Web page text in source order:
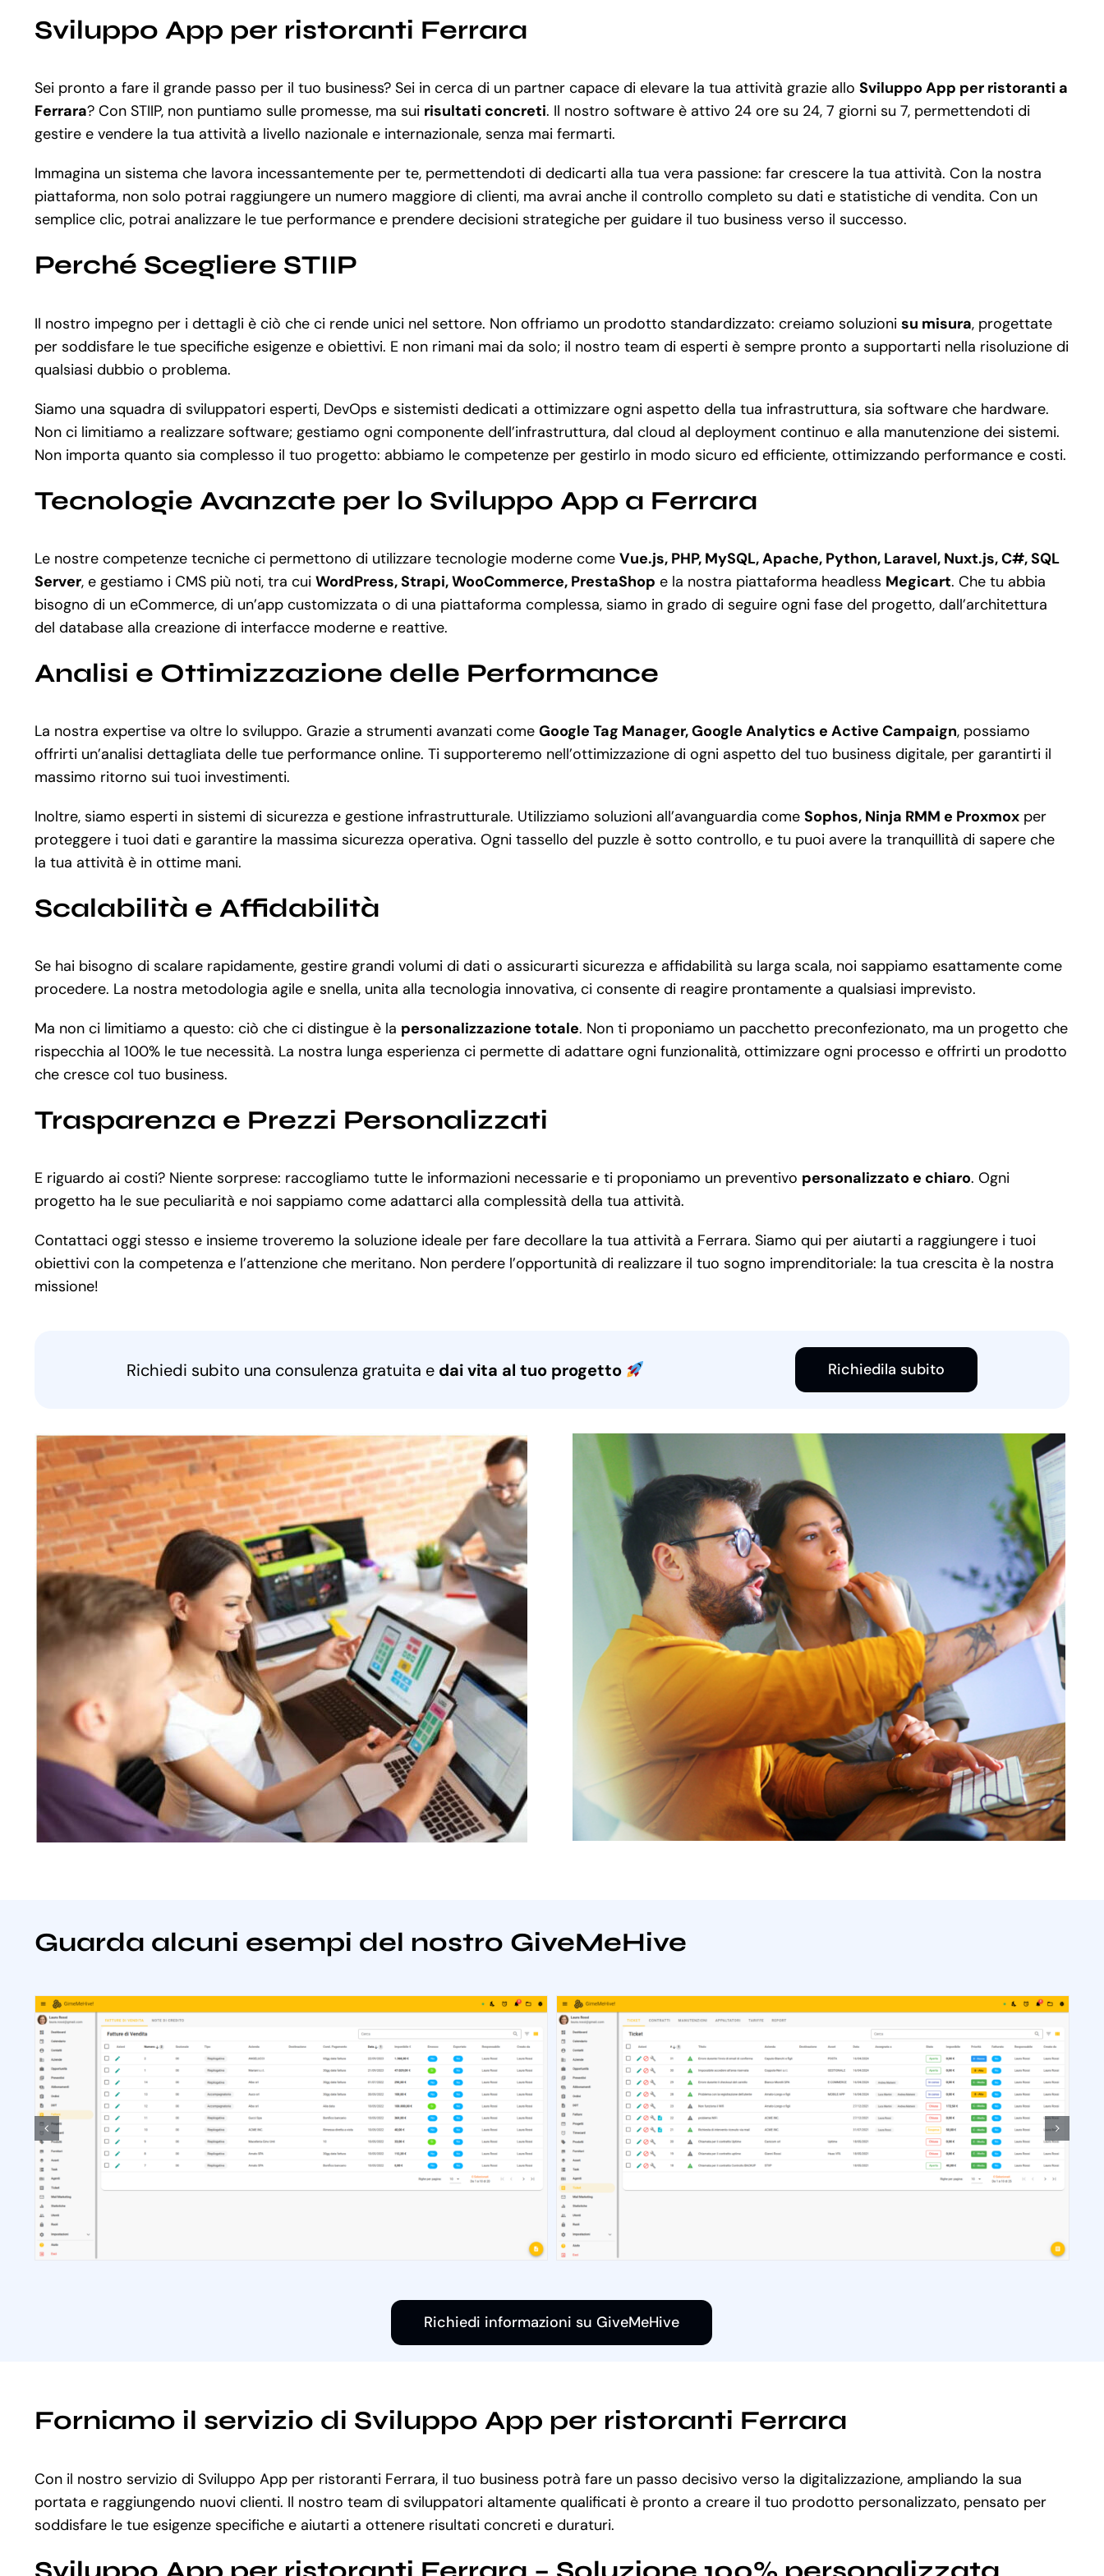
Sviluppo App per ristoranti Ferrara
Sei pronto a fare il grande passo per il tuo business? Sei in cerca di un partner capace di elevare la tua attività grazie allo Sviluppo App per ristoranti a
Ferrara? Con STIIP, non puntiamo sulle promesse, ma sui risultati concreti. Il nostro software è attivo 24 ore su 24, 7 giorni su 7, permettendoti di
gestire e vendere la tua attività a livello nazionale e internazionale, senza mai fermarti.
Immagina un sistema che lavora incessantemente per te, permettendoti di dedicarti alla tua vera passione: far crescere la tua attività. Con la nostra
piattaforma, non solo potrai raggiungere un numero maggiore di clienti, ma avrai anche il controllo completo su dati e statistiche di vendita. Con un
semplice clic, potrai analizzare le tue performance e prendere decisioni strategiche per guidare il tuo business verso il successo.
Perché Scegliere STIIP
Il nostro impegno per i dettagli è ciò che ci rende unici nel settore. Non offriamo un prodotto standardizzato: creiamo soluzioni su misura, progettate
per soddisfare le tue specifiche esigenze e obiettivi. E non rimani mai da solo; il nostro team di esperti è sempre pronto a supportarti nella risoluzione di
qualsiasi dubbio o problema.
Siamo una squadra di sviluppatori esperti, DevOps e sistemisti dedicati a ottimizzare ogni aspetto della tua infrastruttura, sia software che hardware.
Non ci limitiamo a realizzare software; gestiamo ogni componente dell’infrastruttura, dal cloud al deployment continuo e alla manutenzione dei sistemi.
Non importa quanto sia complesso il tuo progetto: abbiamo le competenze per gestirlo in modo sicuro ed efficiente, ottimizzando performance e costi.
Tecnologie Avanzate per lo Sviluppo App a Ferrara
Le nostre competenze tecniche ci permettono di utilizzare tecnologie moderne come Vue.js, PHP, MySQL, Apache, Python, Laravel, Nuxt.js, C#, SQL
Server, e gestiamo i CMS più noti, tra cui WordPress, Strapi, WooCommerce, PrestaShop e la nostra piattaforma headless Megicart. Che tu abbia
bisogno di un eCommerce, di un’app customizzata o di una piattaforma complessa, siamo in grado di seguire ogni fase del progetto, dall’architettura
del database alla creazione di interfacce moderne e reattive.
Analisi e Ottimizzazione delle Performance
La nostra expertise va oltre lo sviluppo. Grazie a strumenti avanzati come Google Tag Manager, Google Analytics e Active Campaign, possiamo
offrirti un’analisi dettagliata delle tue performance online. Ti supporteremo nell’ottimizzazione di ogni aspetto del tuo business digitale, per garantirti il
massimo ritorno sui tuoi investimenti.
Inoltre, siamo esperti in sistemi di sicurezza e gestione infrastrutturale. Utilizziamo soluzioni all’avanguardia come Sophos, Ninja RMM e Proxmoxper
proteggere i tuoi dati e garantire la massima sicurezza operativa. Ogni tassello del puzzle è sotto controllo, e tu puoi avere la tranquillità di sapere che
la tua attività è in ottime mani.
Scalabilità e Affidabilità
Se hai bisogno di scalare rapidamente, gestire grandi volumi di dati o assicurarti sicurezza e affidabilità su larga scala, noi sappiamo esattamente come
procedere. La nostra metodologia agile e snella, unita alla tecnologia innovativa, ci consente di reagire prontamente a qualsiasi imprevisto.
Ma non ci limitiamo a questo: ciò che ci distingue è la personalizzazione totale. Non ti proponiamo un pacchetto preconfezionato, ma un progetto che
rispecchia al 100% le tue necessità. La nostra lunga esperienza ci permette di adattare ogni funzionalità, ottimizzare ogni processo e offrirti un prodotto
che cresce col tuo business.
Trasparenza e Prezzi Personalizzati
E riguardo ai costi? Niente sorprese: raccogliamo tutte le informazioni necessarie e ti proponiamo un preventivo personalizzato e chiaro. Ogni
progetto ha le sue peculiarità e noi sappiamo come adattarci alla complessità della tua attività.
Contattaci oggi stesso e insieme troveremo la soluzione ideale per fare decollare la tua attività a Ferrara. Siamo qui per aiutarti a raggiungere i tuoi
obiettivi con la competenza e l’attenzione che meritano. Non perdere l’opportunità di realizzare il tuo sogno imprenditoriale: la tua crescita è la nostra
missione!
Richiedi subito una consulenza gratuita e dai vita al tuo progetto Richiedila subito
Guarda alcuni esempi del nostro GiveMeHive
Richiedi informazioni su GiveMeHive
Forniamo il servizio di Sviluppo App per ristoranti Ferrara
Con il nostro servizio di Sviluppo App per ristoranti Ferrara, il tuo business potrà fare un passo decisivo verso la digitalizzazione, ampliando la sua
portata e raggiungendo nuovi clienti. Il nostro team di sviluppatori altamente qualificati è pronto a creare il tuo prodotto personalizzato, pensato per
soddisfare le tue esigenze specifiche e aiutarti a ottenere risultati concreti e duraturi.